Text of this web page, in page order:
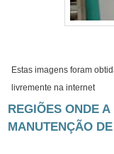
Estas imagens foram
livremente na internet
REGIÕES ONDE
MANUTENÇÃO